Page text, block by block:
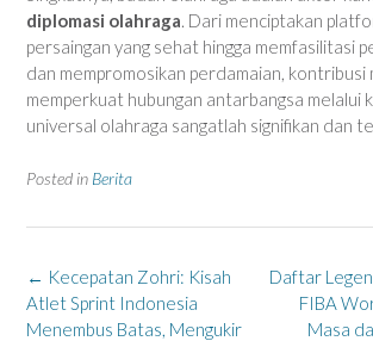
diplomasi olahraga. Dari menciptakan
persaingan yang sehat hingga memfasilitasi
dan mempromosikan perdamaian, kontribusi
memperkuat hubungan antarbangsa melalui
universal olahraga sangatlah signifikan dan
Posted in Berita
Post
navigation
Daftar
FIBA
Masa
← Kecepatan Zohri: Kisah
Atlet Sprint Indonesia
Menembus Batas, Mengukir